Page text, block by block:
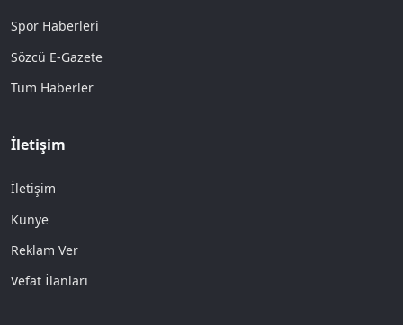
Spor Haberleri
Sözcü E-Gazete
Tüm Haberler
İletişim
İletişim
Künye
Reklam Ver
Vefat İlanları